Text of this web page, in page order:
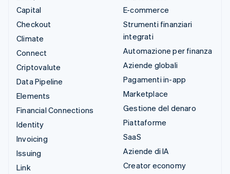
Capital
Checkout
Climate
Connect
Criptovalute
Data Pipeline
Elements
Financial Connections
Identity
Invoicing
Issuing
Link
E-commerce
Strumenti finanziari
integrati
Automazione per finanza
Aziende globali
Pagamenti in-app
Marketplace
Gestione del denaro
Piattaforme
SaaS
Aziende di IA
Creator economy